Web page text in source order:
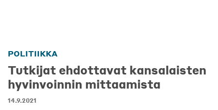
POLITIIKKA
Tutkijat ehdottavat kansalaisten
hyvinvoinnin mittaamista
14.9.2021